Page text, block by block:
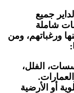
جميع
شاملة
ورغباتهم، ومن
الفلل،
أو الأرضية